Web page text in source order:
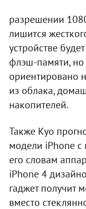
разрешении
лишится
устройстве
флэш-памяти,
ориентировано
из облака,
накопителей.
Также Куо
модели iPhone с
его словам
iPhone 4
гаджет получит
вместо